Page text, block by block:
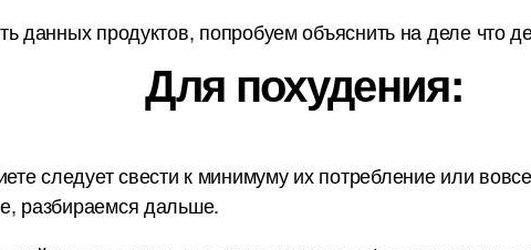
продуктов, попробуем объяснить на деле что
Для похудения:
следует свести к минимуму их потребление или вовсе
разбираемся дальше.